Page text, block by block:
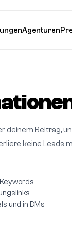
Agenturen
deinem Beitrag,
keine
und in DMs